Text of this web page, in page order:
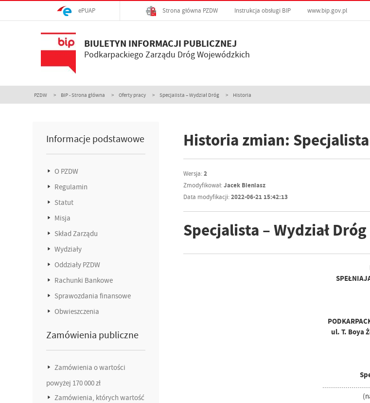
ePUAP Strona główna PZDW Instrukcja obsługi BIP www.bip.gov.pl
BIULETYN INFORMACJI PUBLICZNEJ
Podkarpackiego Zarządu Dróg Wojewódzkich
PZDW BIP - Strona główna Oferty pracy Specjalista – Wydział Dróg Historia
Informacje podstawowe
O PZDW
Regulamin
Statut
Misja
Skład Zarządu
Wydziały
Oddziały PZDW
Rachunki Bankowe
Sprawozdania finansowe
Obwieszczenia
Zamówienia publiczne
Zamówienia o wartości
powyżej 170 000 zł
Zamówienia, których wartość
Historia zmian: Specjalista
Wersja:2
Zmodyfikował:Jacek Bieniasz
Data modyfikacji:2022-06-21 15:42:13
Specjalista – Wydział Dróg
ul. T. Boya